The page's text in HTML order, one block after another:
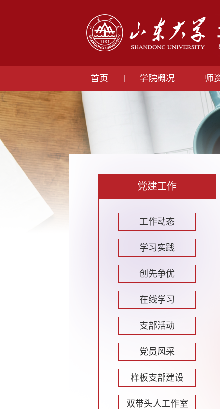
首页 学院概况 师
党建工作
工作动态
学习实践
创先争优
在线学习
支部活动
党员风采
样板支部建设
双带头人工作室